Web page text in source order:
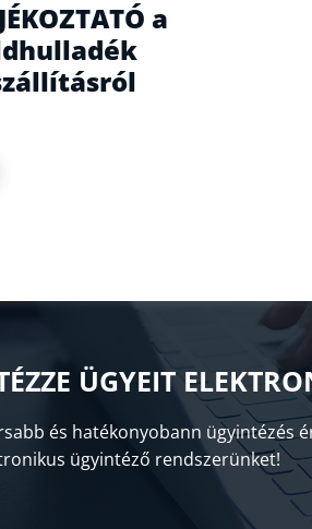
a
ÜGYEIT
és hatékonyobann ügyintézés
ügyintéző rendszerünket!